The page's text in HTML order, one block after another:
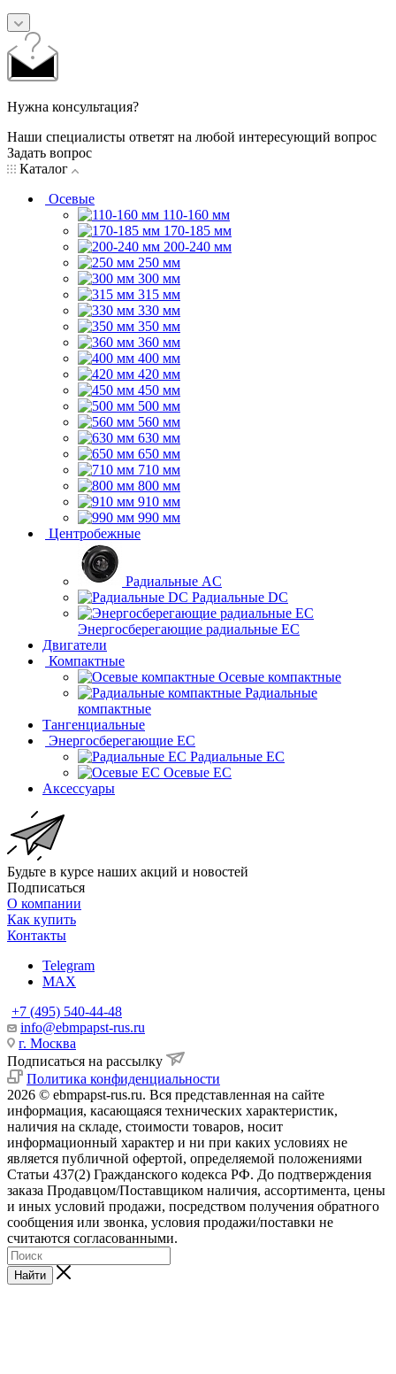
Нужна консультация?
Наши специалисты ответят на любой интересующий вопрос
Задать вопрос
Каталог
Осевые
110-160 мм
170-185 мм
200-240 мм
250 мм
300 мм
315 мм
330 мм
350 мм
360 мм
400 мм
420 мм
450 мм
500 мм
560 мм
630 мм
650 мм
710 мм
800 мм
910 мм
990 мм
Центробежные
Радиальные AC
Радиальные DC
Энергосберегающие радиальные EC
Двигатели
Компактные
Осевые компактные
Радиальные
компактные
Тангенциальные
Энергосберегающие EC
Радиальные EC
Осевые EC
Аксессуары
Будьте в курсе наших акций и новостей
Подписаться
О компании
Как купить
Контакты
Telegram
MAX
+7 (495) 540-44-48
info@ebmpapst-rus.ru
г. Москва
Подписаться на рассылку
Политика конфиденциальности
2026 © ebmpapst-rus.ru. Вся представленная на сайте
информация, касающаяся технических характеристик,
наличия на складе, стоимости товаров, носит
информационный характер и ни при каких условиях не
является публичной офертой, определяемой положениями
Статьи 437(2) Гражданского кодекса РФ. До подтверждения
заказа Продавцом/Поставщиком наличия, ассортимента, цены
и иных условий продажи, посредством получения обратного
сообщения или звонка, условия продажи/поставки не
считаются согласованными.
Найти